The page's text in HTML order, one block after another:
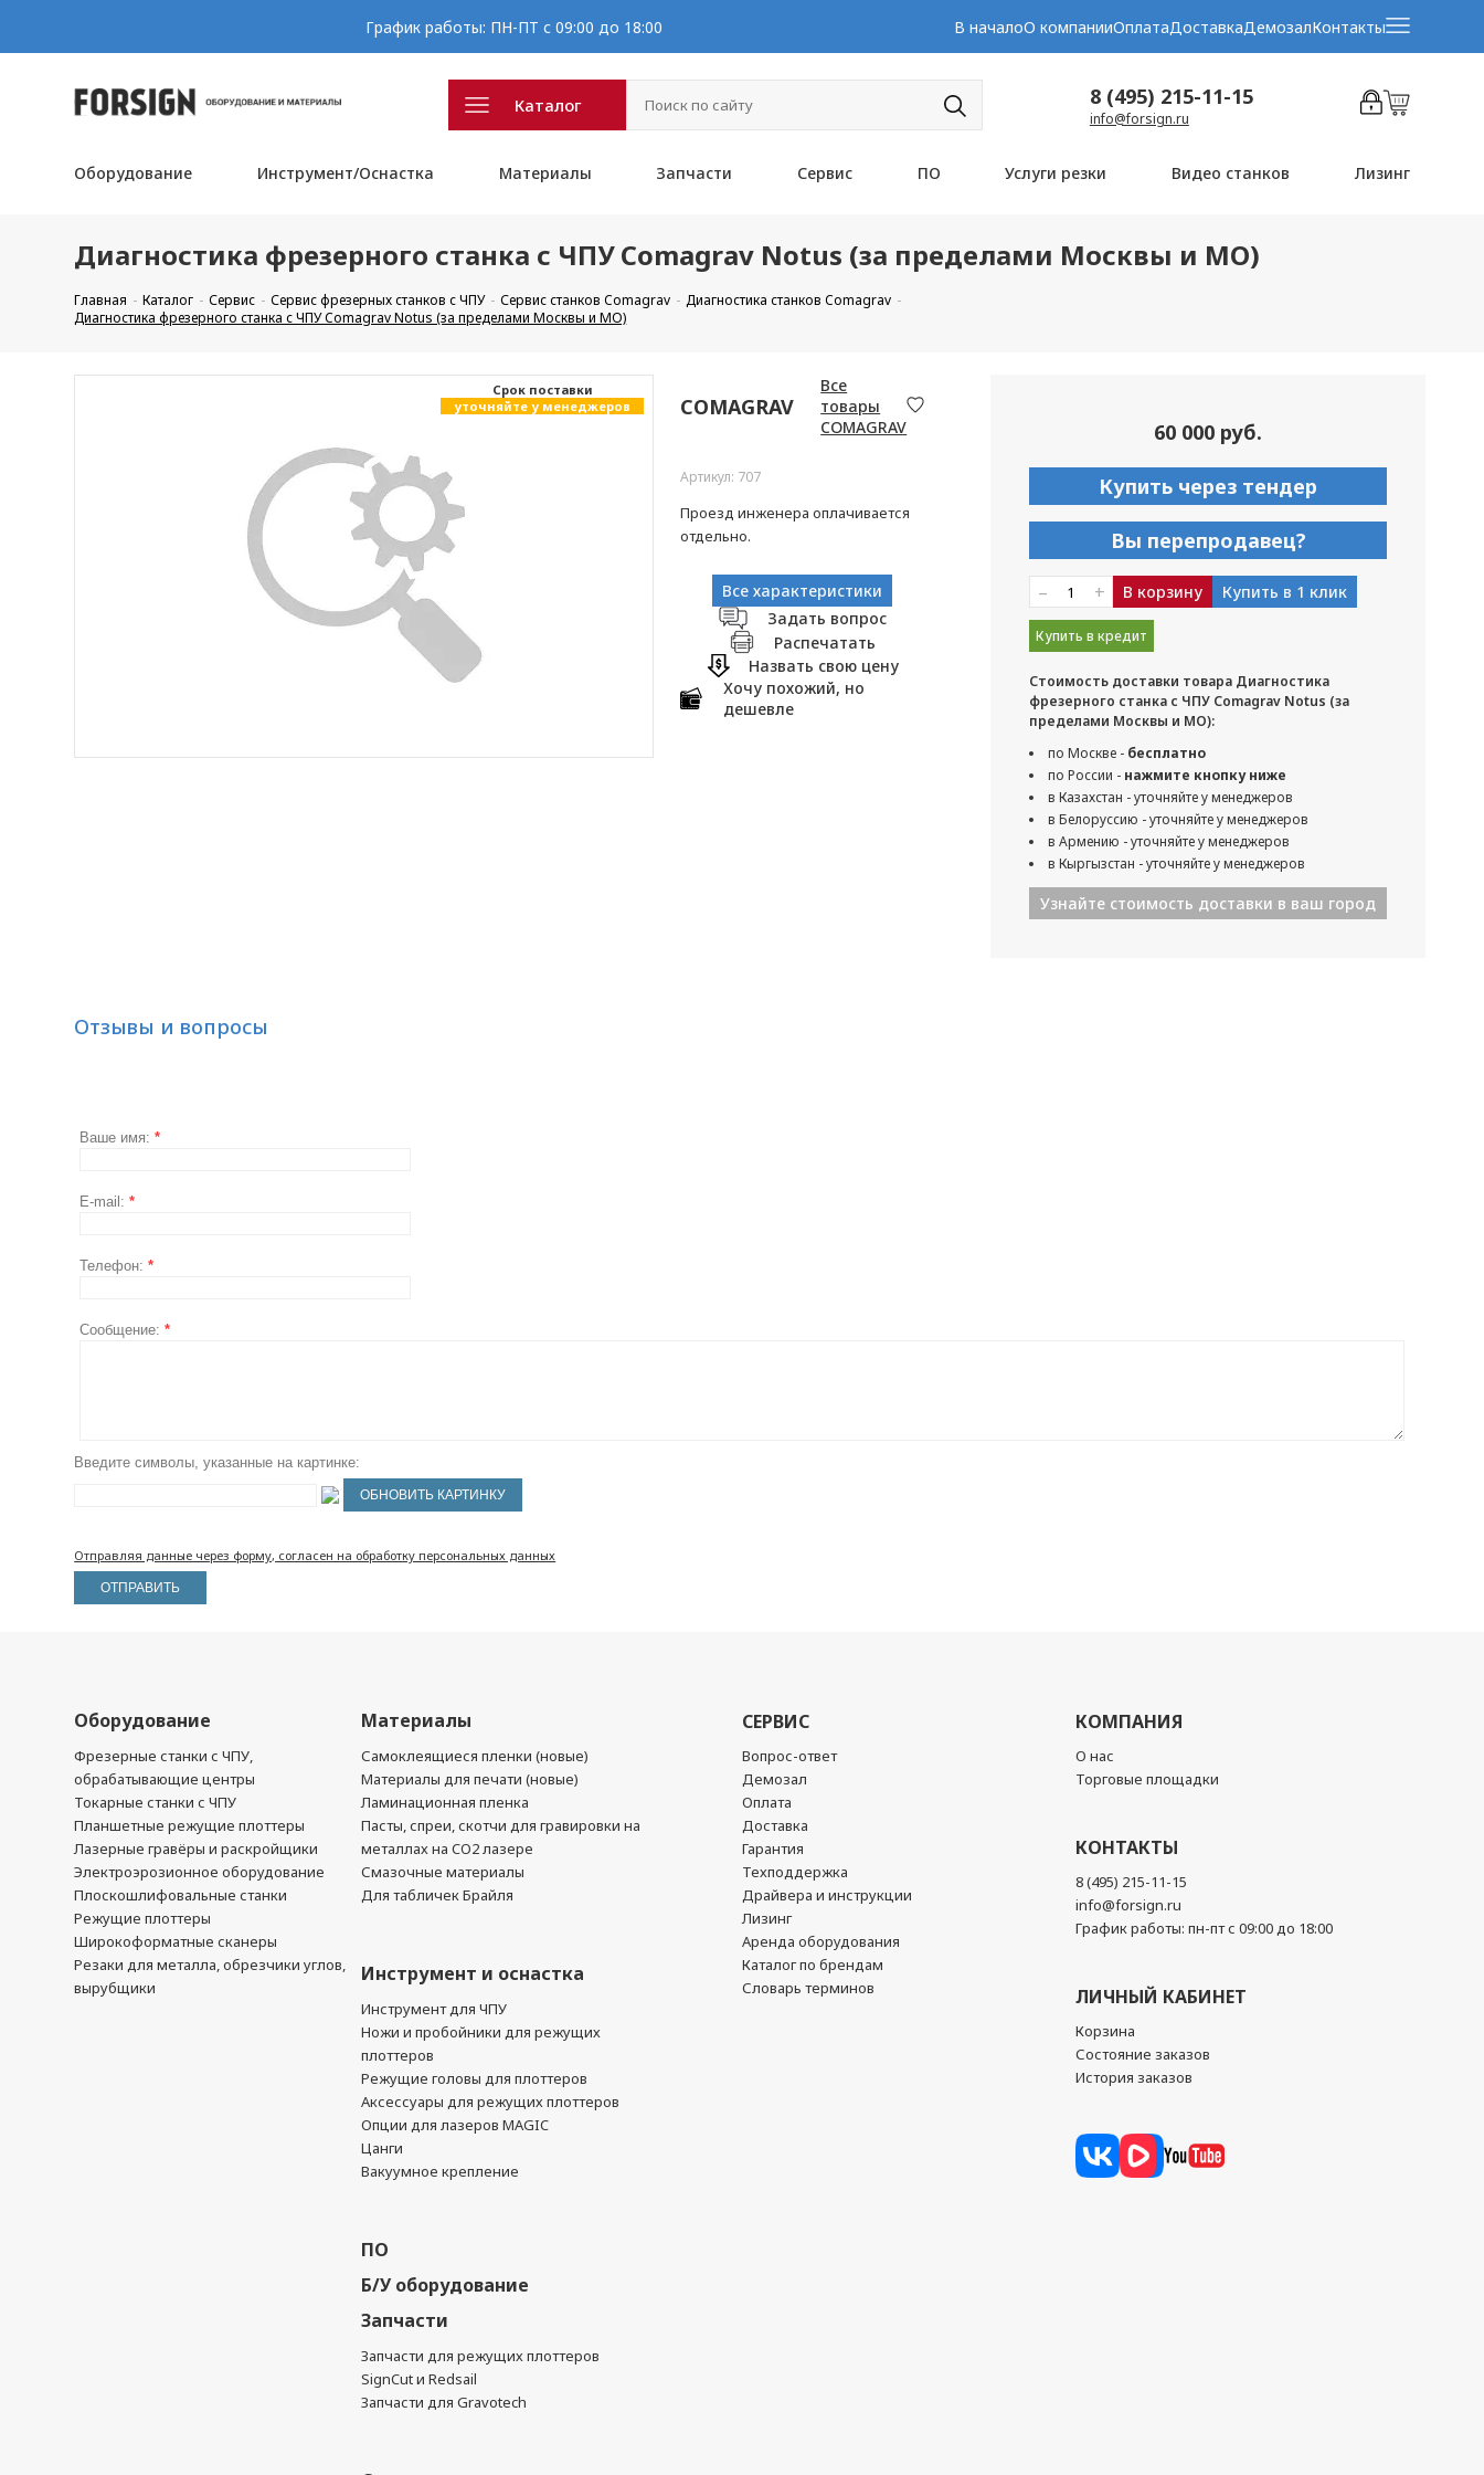
График работы: ПН-ПТ с 09:00 до 18:00 В началоО компанииОплатаДоставкаДемозалКонтакты
Каталог 8 (495) 215-11-15
info@forsign.ru
Оборудование Инструмент/Оснастка Материалы Запчасти Сервис ПО Услуги резки Видео станков Лизинг
Диагностика фрезерного станка с ЧПУ Comagrav Notus (за пределами Москвы и МО)
Главная Каталог Сервис Сервис фрезерных станков с ЧПУ Сервис станков Comagrav
Диагностика станков Comagrav
Диагностика фрезерного станка с ЧПУ Comagrav Notus (за пределами Москвы и МО)
Cрок поставки
уточняйте у менеджеров
COMAGRAV
Все
товары
COMAGRAV
Артикул: 707
Проезд инженера оплачивается
отдельно.
Все характеристики
Задать вопрос
Распечатать
Назвать свою цену
Хочу похожий, но
дешевле
60 000 руб.
Купить через тендер
Вы перепродавец?
– + В корзину Купить в 1 клик
Купить в кредит
Стоимость доставки товара Диагностика
фрезерного станка с ЧПУ Comagrav Notus (за
пределами Москвы и МО):
по Москве - бесплатно
по России - нажмите кнопку ниже
в Казахстан - уточняйте у менеджеров
в Белоруссию - уточняйте у менеджеров
в Армению - уточняйте у менеджеров
в Кыргызстан - уточняйте у менеджеров
Узнайте стоимость доставки в ваш город
Отзывы и вопросы
Ваше имя:*
E-mail:*
Телефон:*
Сообщение:*
Введите символы, указанные на картинке:
Отправляя данные через форму, согласен на обработку персональных данных
Оборудование
Фрезерные станки с ЧПУ,
обрабатывающие центры
Токарные станки с ЧПУ
Планшетные режущие плоттеры
Лазерные гравёры и раскройщики
Электроэрозионное оборудование
Плоскошлифовальные станки
Режущие плоттеры
Широкоформатные сканеры
Резаки для металла, обрезчики углов,
вырубщики
Материалы
Самоклеящиеся пленки (новые)
Материалы для печати (новые)
Ламинационная пленка
Пасты, спреи, скотчи для гравировки на
металлах на CO2 лазере
Смазочные материалы
Для табличек Брайля
Инструмент и оснастка
Инструмент для ЧПУ
Ножи и пробойники для режущих
плоттеров
Режущие головы для плоттеров
Аксессуары для режущих плоттеров
Опции для лазеров MAGIC
Цанги
Вакуумное крепление
ПО
Б/У оборудование
Запчасти
Запчасти для режущих плоттеров
SignCut и Redsail
Запчасти для Gravotech
СЕРВИС
Вопрос-ответ
Демозал
Оплата
Доставка
Гарантия
Техподдержка
Драйвера и инструкции
Лизинг
Аренда оборудования
Каталог по брендам
Словарь терминов
КОМПАНИЯ
О нас
Торговые площадки
КОНТАКТЫ
8 (495) 215-11-15
info@forsign.ru
График работы: пн-пт с 09:00 до 18:00
ЛИЧНЫЙ КАБИНЕТ
Корзина
Состояние заказов
История заказов